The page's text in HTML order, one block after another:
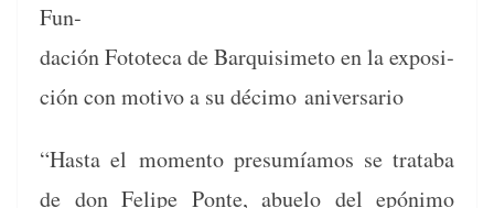
Fun­
dación Fotote­ca de Bar­quisime­to en la exposi­
ción con moti­vo a su déci­mo aniversario
“Has­ta el momen­to pre­sumíamos se trata­ba
de don Felipe Ponte, abue­lo del epón­i­mo